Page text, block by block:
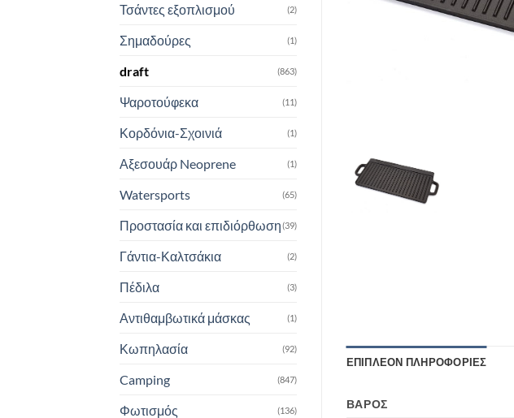
Τσάντες εξοπλισμού (2)
Σημαδούρες (1)
draft (863)
Ψαροτούφεκα (11)
Κορδόνια-Σχοινιά (1)
Αξεσουάρ Neoprene (1)
Watersports (65)
Προστασία και επιδιόρθωση(39)
Γάντια-Καλτσάκια (2)
Πέδιλα (3)
Αντιθαμβωτικά μάσκας (1)
Κωπηλασία (92)
Camping (847)
Φωτισμός (136)
ΕΠΙΠΛΈΟΝ ΠΛΗΡΟΦΟΡΊΕΣ
ΒΆΡΟΣ